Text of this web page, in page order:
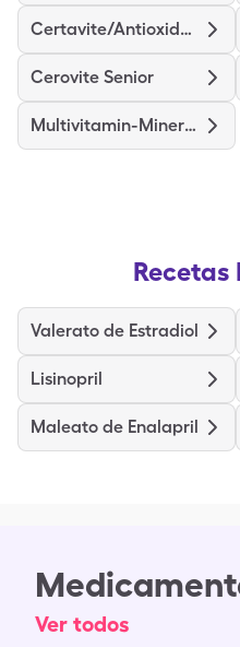
Certavite/Antioxidants
Cerovite Senior
Multivitamin-Minerals
Recetas
Valerato de Estradiol
Lisinopril
Maleato de Enalapril
Ver todos